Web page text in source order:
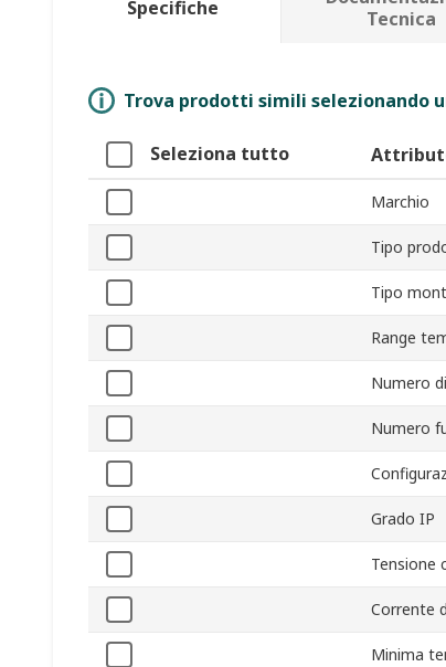
Specifiche
Tecnica
Trova prodotti simili selezionando
Seleziona tutto
Marchio
Tipo
Tipo
Range
Numero
Numero
Grado IP
Tensione
Corrente
Minima